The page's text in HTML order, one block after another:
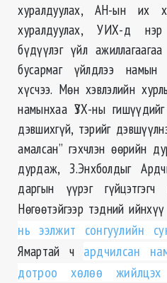
хуралдуулах, АН-ын их
хуралдуулах, УИХ-д нэр
бүдүүлэг үйл
бусармаг үйлдлээ намын
хүсчээ. Мөн хэвлэлийн
намынхаа ҮЗХ-ны
дэвшихгүй, тэрийг
амалсан” гэхчлэн өөрийн
дурдаж, З.Энхболдыг
даргын үүрэг гүйцэтгэгч
Нөгөөтэйгээр тэдний ийнхүү
нь ээлжит сонгуулийн
Ямартай ч ардчилсан
дотроо хөлөө